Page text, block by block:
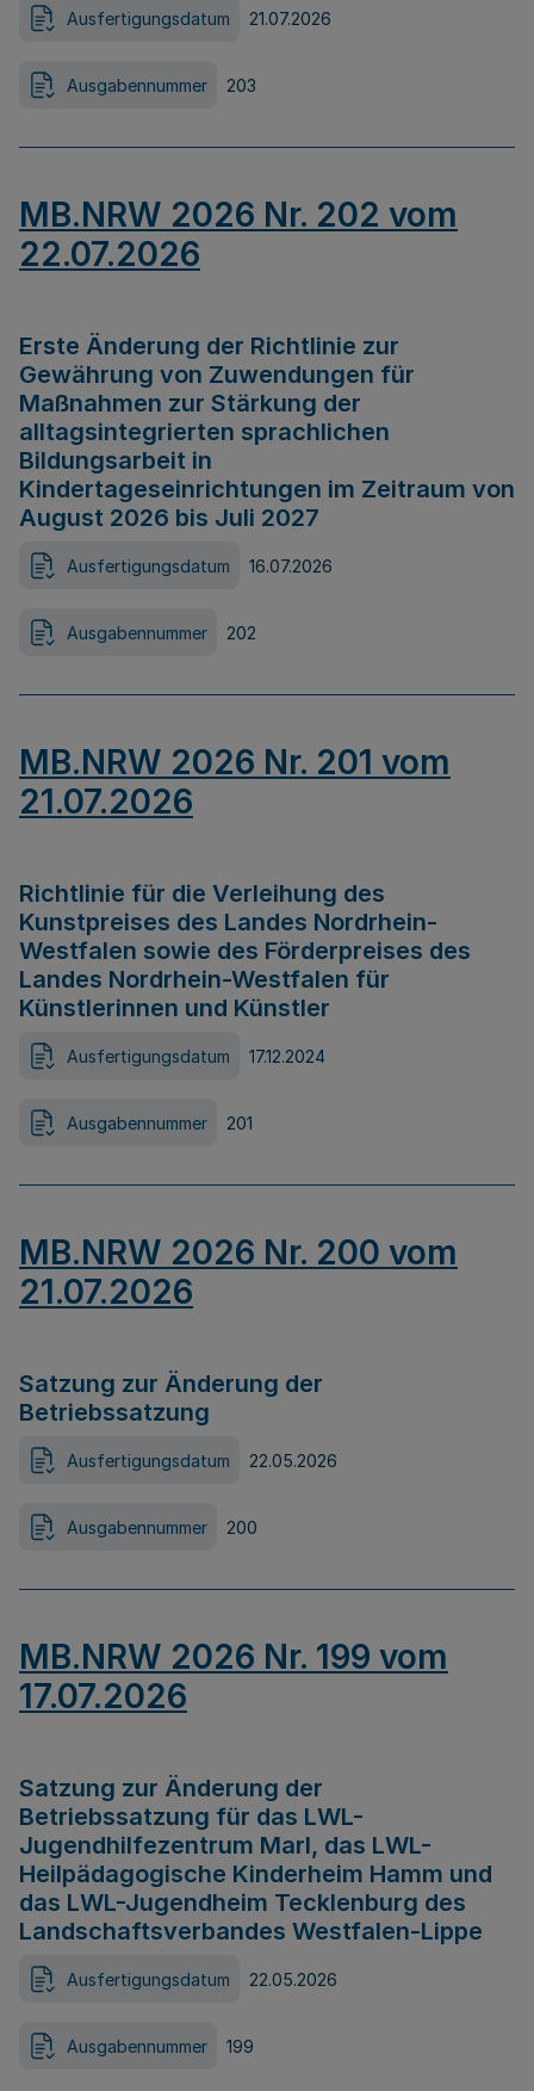
Ausfertigungsdatum 21.07.2026
Ausgabennummer 203
MB.NRW 2026 Nr. 202 vom
22.07.2026
Erste Änderung der Richtlinie zur
Gewährung von Zuwendungen für
Maßnahmen zur Stärkung der
alltagsintegrierten sprachlichen
Bildungsarbeit in
Kindertageseinrichtungen im Zeitraum von
August 2026 bis Juli 2027
Ausfertigungsdatum 16.07.2026
Ausgabennummer 202
MB.NRW 2026 Nr. 201 vom
21.07.2026
Richtlinie für die Verleihung des
Kunstpreises des Landes Nordrhein-
Westfalen sowie des Förderpreises des
Landes Nordrhein-Westfalen für
Künstlerinnen und Künstler
Ausfertigungsdatum 17.12.2024
Ausgabennummer 201
MB.NRW 2026 Nr. 200 vom
21.07.2026
Satzung zur Änderung der
Betriebssatzung
Ausfertigungsdatum 22.05.2026
Ausgabennummer 200
MB.NRW 2026 Nr. 199 vom
17.07.2026
Satzung zur Änderung der
Betriebssatzung für das LWL-
Jugendhilfezentrum Marl, das LWL-
Heilpädagogische Kinderheim Hamm und
das LWL-Jugendheim Tecklenburg des
Landschaftsverbandes Westfalen-Lippe
Ausfertigungsdatum 22.05.2026
Ausgabennummer 199